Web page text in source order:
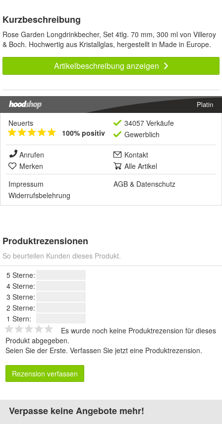
Kurzbeschreibung
Rose Garden Longdrinkbecher, Set 4tlg. 70 mm, 300 ml von Villeroy
& Boch. Hochwertig aus Kristallglas, hergestellt in Made in Europe.
Artikelbeschreibung anzeigen
Platin
Neuerts
100% positiv
34057 Verkäufe
Gewerblich
Anrufen
Kontakt
Merken
Alle Artikel
Impressum
AGB & Datenschutz
Widerrufsbelehrung
Produktrezensionen
So beurteilen Kunden dieses Produkt.
5 Sterne:
4 Sterne:
3 Sterne:
2 Sterne:
1 Stern:
Es wurde noch keine Produktrezension für dieses
Produkt abgegeben.
Seien Sie der Erste. Verfassen Sie jetzt eine Produktrezension.
Rezension verfassen
Verpasse keine Angebote mehr!